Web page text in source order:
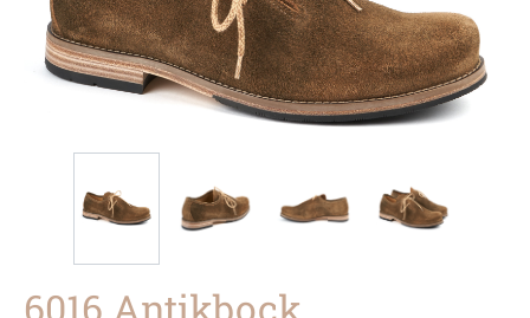
6016 Antikbock